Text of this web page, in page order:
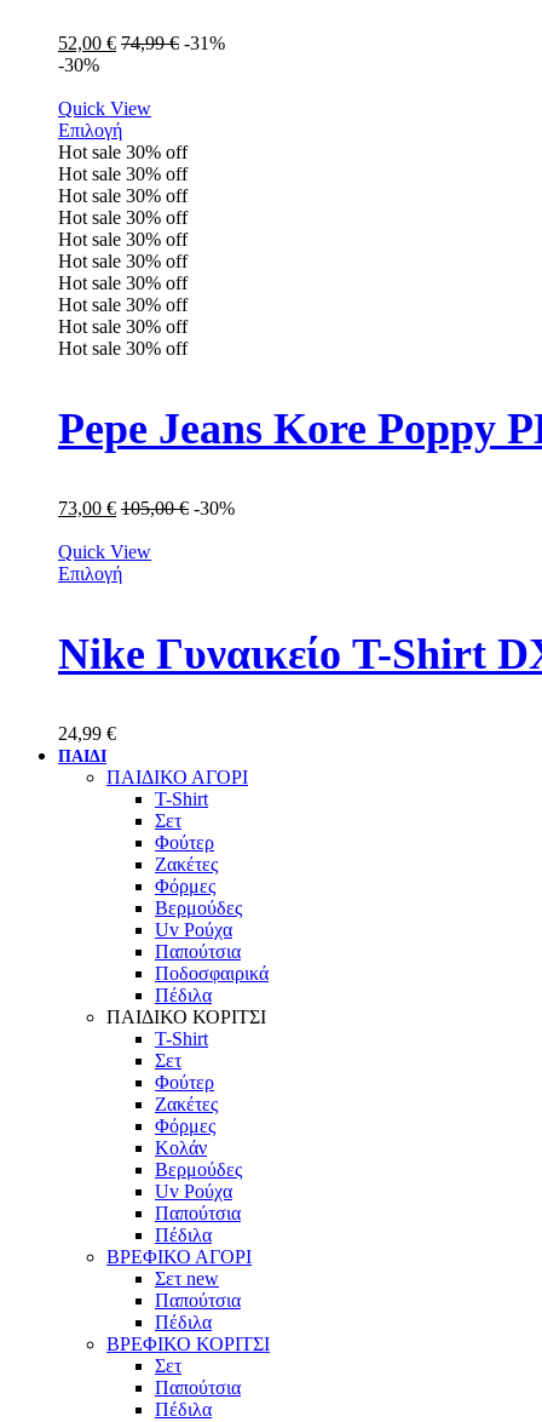
52,00 € 74,99€ -31%
-30%
Quick View
Επιλογή
Hot sale 30% off
Hot sale 30% off
Hot sale 30% off
Hot sale 30% off
Hot sale 30% off
Hot sale 30% off
Hot sale 30% off
Hot sale 30% off
Hot sale 30% off
Hot sale 30% off
Pepe Jeans Kore Poppy
73,00 € 105,00€ -30%
Quick View
Επιλογή
Nike Γυναικείο T-Shirt
24,99 €
ΠΑΙΔΙ
ΠΑΙΔΙΚΟ ΑΓΟΡΙ
T-Shirt
Σετ
Φούτερ
Ζακέτες
Φόρμες
Βερμούδες
Uv Ρούχα
Παπούτσια
Ποδοσφαιρικά
Πέδιλα
ΠΑΙΔΙΚΟ ΚΟΡΙΤΣΙ
T-Shirt
Σετ
Φούτερ
Ζακέτες
Φόρμες
Κολάν
Βερμούδες
Uv Ρούχα
Παπούτσια
Πέδιλα
ΒΡΕΦΙΚΟ ΑΓΟΡΙ
Σετ new
Παπούτσια
Πέδιλα
ΒΡΕΦΙΚΟ ΚΟΡΙΤΣΙ
Σετ
Παπούτσια
Πέδιλα